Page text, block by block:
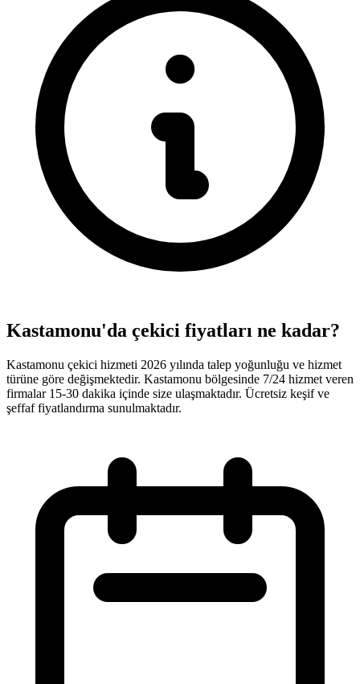
Kastamonu'da çekici fiyatları ne kadar?
Kastamonu çekici hizmeti 2026 yılında talep yoğunluğu ve hizmet
türüne göre değişmektedir. Kastamonu bölgesinde 7/24 hizmet veren
firmalar 15-30 dakika içinde size ulaşmaktadır. Ücretsiz keşif ve
şeffaf fiyatlandırma sunulmaktadır.